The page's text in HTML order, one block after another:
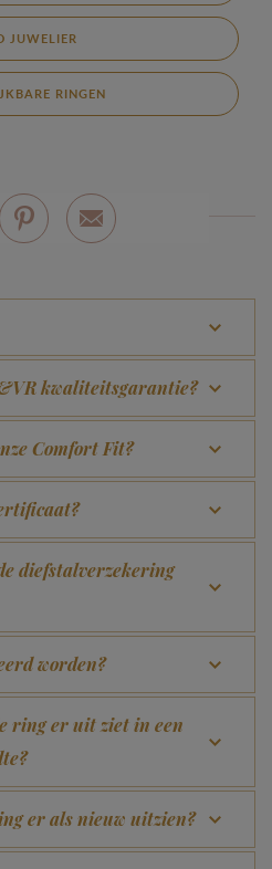
JUWELIER
RINGEN
kwaliteitsgarantie?
Comfort Fit?
diefstalverzekering
worden?
ring er uit ziet in een
er als nieuw uitzien?